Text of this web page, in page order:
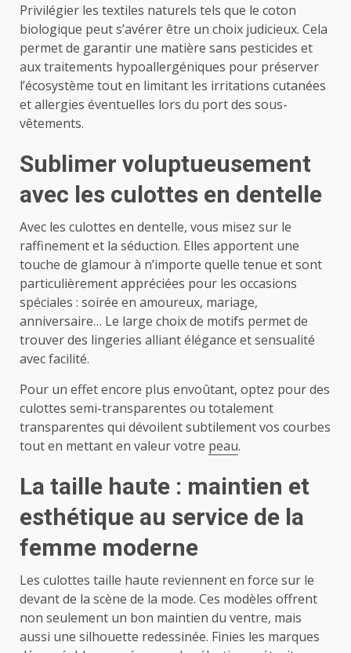
Privilégier les textiles naturels tels que le coton
biologique peut s’avérer être un choix judicieux. Cela
permet de garantir une matière sans pesticides et
aux traitements hypoallergéniques pour préserver
l’écosystème tout en limitant les irritations cutanées
et allergies éventuelles lors du port des sous-
vêtements.
Sublimer voluptueusement
avec les culottes en dentelle
Avec les culottes en dentelle, vous misez sur le
raffinement et la séduction. Elles apportent une
touche de glamour à n’importe quelle tenue et sont
particulièrement appréciées pour les occasions
spéciales : soirée en amoureux, mariage,
anniversaire… Le large choix de motifs permet de
trouver des lingeries alliant élégance et sensualité
avec facilité.
Pour un effet encore plus envoûtant, optez pour des
culottes semi-transparentes ou totalement
transparentes qui dévoilent subtilement vos courbes
tout en mettant en valeur votre peau.
La taille haute : maintien et
esthétique au service de la
femme moderne
Les culottes taille haute reviennent en force sur le
devant de la scène de la mode. Ces modèles offrent
non seulement un bon maintien du ventre, mais
aussi une silhouette redessinée. Finies les marques